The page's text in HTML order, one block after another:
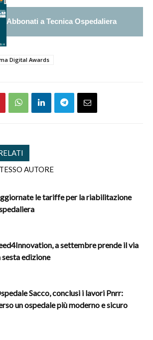
Abbonati a Tecnica Ospedaliera
Digital Awards
AUTORE
le tariffe per la riabilitazione
a settembre prende il via
sesta edizione
Sacco, conclusi i lavori Pnrr:
un ospedale più moderno e sicuro